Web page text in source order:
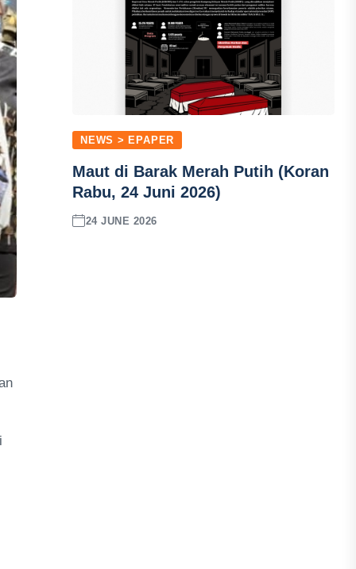
NEWS > EPAPER
Maut di Barak Merah Putih (Koran
Rabu, 24 Juni 2026)
24 JUNE 2026